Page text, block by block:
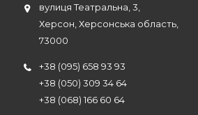
вулиця Театральна, 3,
Херсон, Херсонська область,
73000
+38 (095) 658 93 93
+38 (050) 309 34 64
+38 (068) 166 60 64